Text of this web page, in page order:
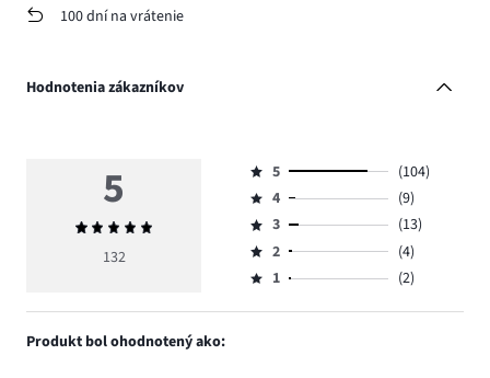
100 dní na vrátenie
Hodnotenia zákazníkov
5
Priemerné
hodnotenie
132
Hodnotenie
5,
počet
hlasov
104.
5
(104)
Hodnotenie
4,
počet
hlasov
4
(9)
Hodnotenie
3,
počet
3
(13)
Hodnotenie
2,
2
(4)
Hodnotenie
1,
1 (2)
Produkt bol ohodnotený ako: